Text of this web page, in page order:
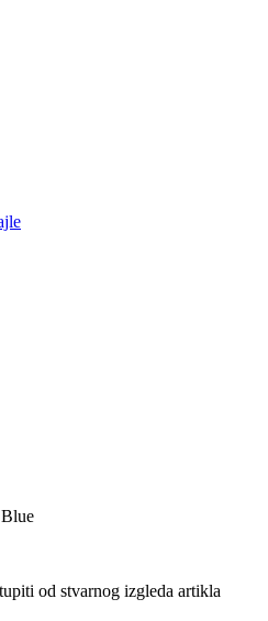
od stvarnog izgleda artikla